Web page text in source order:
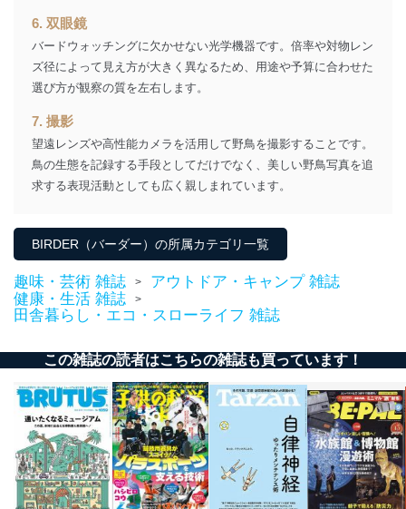
供先企業に個人情報を開示することがあります。
委託・提供先企業は具体的には以下のような企業です
が、これらに限りません。
トカード決済などの決済代行・料金回収会社、広
店など商品の供給者、梱包会社、配送会社、新聞
販売店などの梱包・配送・配達会社
当社は、本人から、開示対象個人情報について利用目的
す。ただし、以下①～④のいずれかに該当する場合は、
利用目的の通知を行なうことはできません。そのとき
は、本人に遅滞無くその旨を通知するとともに、理由を
①利用目的を本人に通知し、又は公表することによって
害するおそれがある場合
②利用目的を本人に通知し、又は公表することによって
当該事業者の権利又は正当な利益を害するおそれがある
場合
③国の機関又は地方公共団体が法令の定める事務を遂行
することに対して協力する必要がある場合であって、利
用目的を本人に通知し、又は公表することによって当該
6. 双眼鏡
バードウォッチングに欠かせない光学機器です。倍率や対物レン
ズ径によって見え方が大きく異なるため、用途や予算に合わせた
選び方が観察の質を左右します。
7. 撮影
望遠レンズや高性能カメラを活用して野鳥を撮影することです。
鳥の生態を記録する手段としてだけでなく、美しい野鳥写真を追
求する表現活動としても広く親しまれています。
BIRDER（バーダー）の所属カテゴリ一覧
趣味・芸術 雑誌 >
アウトドア・キャンプ 雑誌
健康・生活 雑誌
>
田舎暮らし・エコ・スローライフ 雑誌
この雑誌の読者はこちらの雑誌も買っています！